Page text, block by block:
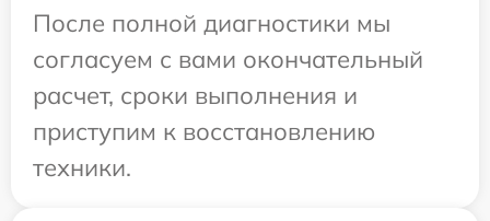
После полной диагностики мы
согласуем с вами окончательный
расчет, сроки выполнения и
приступим к восстановлению
техники.